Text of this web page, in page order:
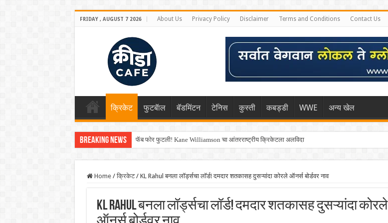
FRIDAY , AUGUST 7 2026 About Us Privacy Policy Disclaimer Terms and Conditions Contact Us
क्रिकेट फुटबॅाल बॅडमिंटन टेनिस कुस्ती कबड्डी WWE अन्य खेल
Breaking News फॅब फोर फुटली! Kane Williamson चा आंतरराष्ट्रीय क्रिकेटला अलविदा
Home / क्रिकेट / KL Rahul बनला‌ लॉर्ड्सचा लॉर्ड! दमदार शतकासह दुसऱ्यांदा कोरले ऑनर्स बोर्डवर नाव
KL Rahul बनला‌ लॉर्ड्सचा लॉर्ड! दमदार शतकासह दुसऱ्यांदा कोरले